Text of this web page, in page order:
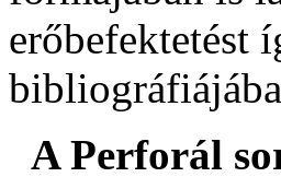
erőbefektetést
A Perforál